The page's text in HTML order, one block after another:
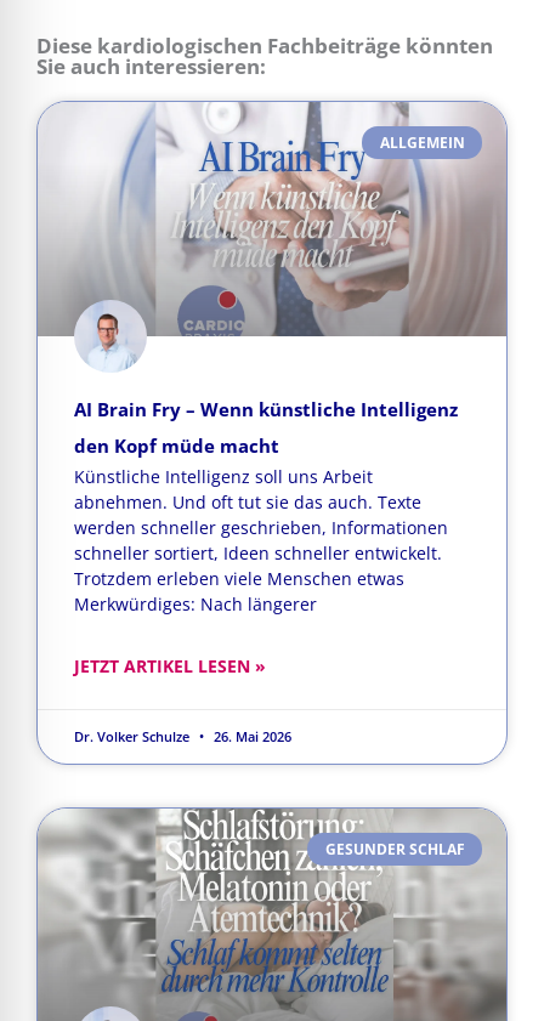
Diese kardiologischen Fachbeiträge könnten
Sie auch interessieren:
ALLGEMEIN
AI Brain Fry – Wenn künstliche Intelligenz
den Kopf müde macht
Künstliche Intelligenz soll uns Arbeit
abnehmen. Und oft tut sie das auch. Texte
werden schneller geschrieben, Informationen
schneller sortiert, Ideen schneller entwickelt.
Trotzdem erleben viele Menschen etwas
Merkwürdiges: Nach längerer
JETZT ARTIKEL LESEN »
Dr. Volker Schulze 26. Mai 2026
GESUNDER SCHLAF